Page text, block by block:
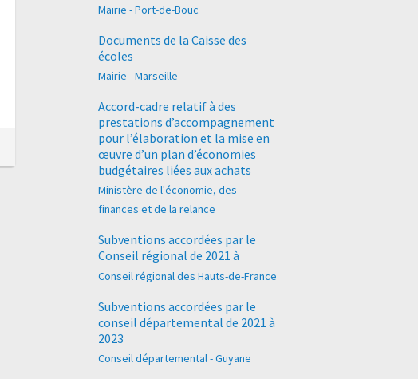
Mairie - Port-de-Bouc
Documents de la Caisse des
écoles
Mairie - Marseille
Accord-cadre relatif à des
prestations d’accompagnement
pour l’élaboration et la mise en
œuvre d’un plan d’économies
budgétaires liées aux achats
Ministère de l'économie, des
finances et de la relance
Subventions accordées par le
Conseil régional de 2021 à
Conseil régional des Hauts-de-France
Subventions accordées par le
conseil départemental de 2021 à
2023
Conseil départemental - Guyane